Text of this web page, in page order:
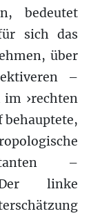
bedeutet
sich das
über
–
im ›rechten
–
linke